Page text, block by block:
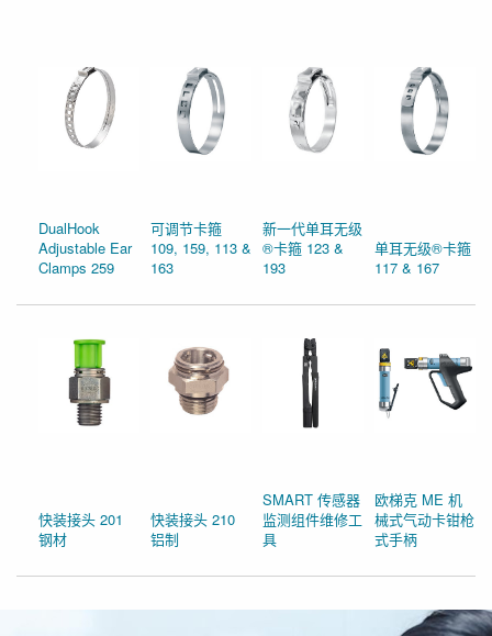
DualHook
Adjustable Ear
Clamps 259
可调节卡箍
109, 159, 113 &
163
新一代单耳无级
®卡箍 123 &
193
单耳无级®卡箍
117 & 167
快装接头 201
钢材
快装接头 210
铝制
SMART 传感器
监测组件维修工
具
欧梯克 ME 机
械式气动卡钳枪
式手柄